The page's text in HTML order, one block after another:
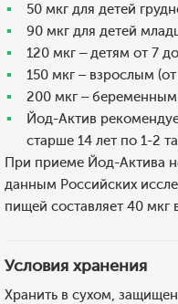
50 мкг для детей
90 мкг для детей
120 мкг – детям от 7
150 мкг – взрослым
200 мкг –
Йод-Актив
старше 14 лет по 1-2
При приеме Йод-Актива
данным Российских
пищей составляет 40 мкг
Условия хранения
Хранить в сухом,